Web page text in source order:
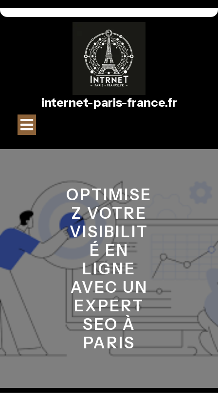
au
internet-paris-france.fr
Ouvrir
OPTIMISE
Z VOTRE
VISIBILIT
É EN
LIGNE
AVEC UN
EXPERT
SEO À
PARIS